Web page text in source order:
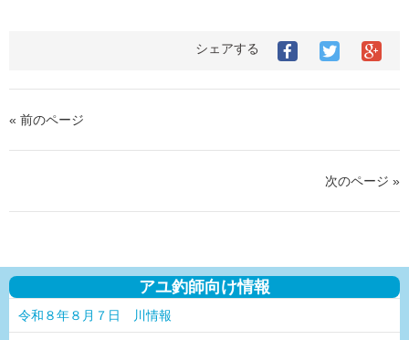
シェアする
« 前のページ
次のページ »
アユ釣師向け情報
令和８年８月７日 川情報